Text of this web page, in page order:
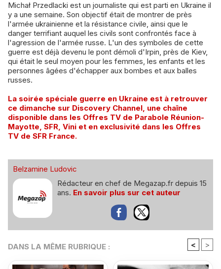
Michał Przedlacki est un journaliste qui est parti en Ukraine il
y a une semaine. Son objectif était de montrer de près
l'armée ukrainienne et la résistance civile, ainsi que le
danger terrifiant auquel les civils sont confrontés face à
l'agression de l'armée russe. L'un des symboles de cette
guerre est déjà devenu le pont démoli d'Irpin, près de Kiev,
qui était le seul moyen pour les femmes, les enfants et les
personnes âgées d'échapper aux bombes et aux balles
russes.
La soirée spéciale guerre en Ukraine est à retrouver
ce dimanche sur Discovery Channel, une chaîne
disponible dans les Offres TV de Parabole Réunion-
Mayotte, SFR, Vini et en exclusivité dans les Offres
TV de SFR France.
Belzamine Ludovic
Rédacteur en chef de Megazap.fr depuis 15
ans. En savoir plus sur cet auteur
DANS LA MÊME RUBRIQUE : < >